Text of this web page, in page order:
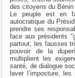
des citoyens du
Le peuple est en
autocratique du
prendre ses
face aux présidents
partout, les fausses
pouvoir de la
multiplient les
santé, de dialogue
laver l’imposture,